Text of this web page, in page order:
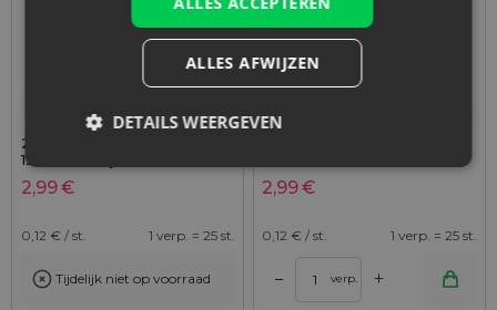
25 stuks Organza zakjes 9 x
12 cm - oranje
2,99€
0,12 € / st. 1 verp. = 25 st.
Tijdelijk niet op voorraad
2,99€
0,12 € / st. 1 verp. = 25 st.
– verp. +
ALLES AFWIJZEN
DETAILS WEERGEVEN